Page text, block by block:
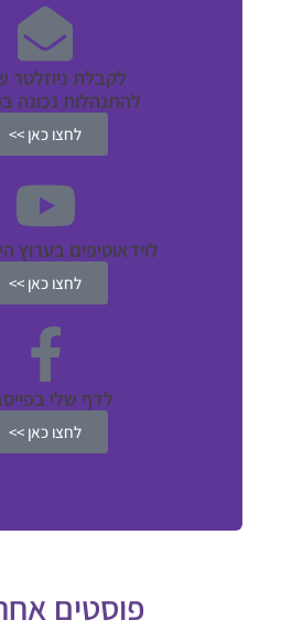
לקבלת ניוזלטר
להתנהלות נכונה
לחצו כאן >>
לוידאוטיפים בערוץ
לחצו כאן >>
לדף שלי
לחצו כאן >>
פוסטים